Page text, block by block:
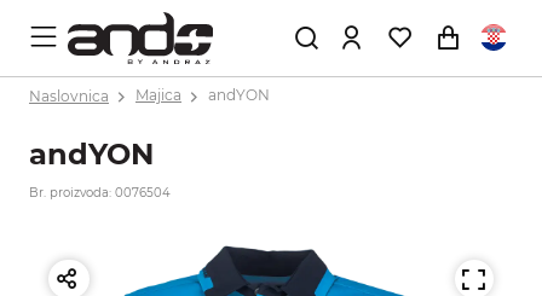
Naslovnica Majica andYON
andYON
Br. proizvoda: 0076504